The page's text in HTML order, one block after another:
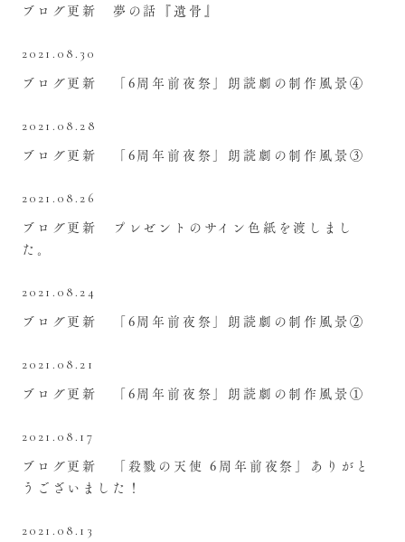
ブログ更新 夢の話『遺骨』
2021.08.30
ブログ更新 「6周年前夜祭」朗読劇の制作風景④
2021.08.28
ブログ更新 「6周年前夜祭」朗読劇の制作風景③
2021.08.26
ブログ更新 プレゼントのサイン色紙を渡しまし
た。
2021.08.24
ブログ更新 「6周年前夜祭」朗読劇の制作風景②
2021.08.21
ブログ更新 「6周年前夜祭」朗読劇の制作風景①
2021.08.17
ブログ更新 「殺戮の天使 6周年前夜祭」ありがと
うございました！
2021.08.13